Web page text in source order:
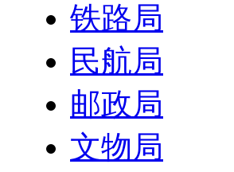
铁路局
民航局
邮政局
文物局